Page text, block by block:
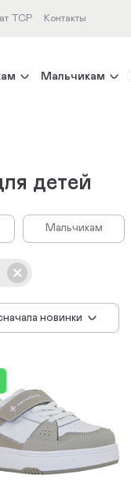
ТСР Контакты
Мальчикам
детей
Мальчикам
новинки
по популярности